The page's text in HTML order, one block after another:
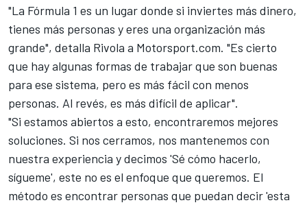
"La Fórmula 1 es un lugar donde si inviertes más dinero,
tienes más personas y eres una organización más
grande", detalla Rivola a Motorsport.com. "Es cierto
que hay algunas formas de trabajar que son buenas
para ese sistema, pero es más fácil con menos
personas. Al revés, es más difícil de aplicar".
"Si estamos abiertos a esto, encontraremos mejores
soluciones. Si nos cerramos, nos mantenemos con
nuestra experiencia y decimos 'Sé cómo hacerlo,
sígueme', este no es el enfoque que queremos. El
método es encontrar personas que puedan decir 'esta